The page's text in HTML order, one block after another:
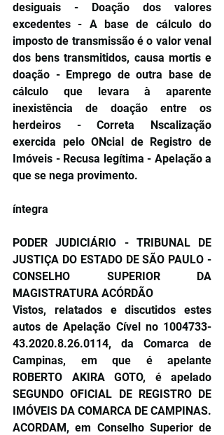
desiguais - Doação dos valores
excedentes - A base de cálculo do
imposto de transmissão é o valor venal
dos bens transmitidos, causa mortis e
doação - Emprego de outra base de
cálculo que levara à aparente
inexistência de doação entre os
herdeiros - Correta Nscalização
exercida pelo ONcial de Registro de
Imóveis - Recusa legítima - Apelação a
que se nega provimento.
íntegra
PODER JUDICIÁRIO - TRIBUNAL DE
JUSTIÇA DO ESTADO DE SÃO PAULO -
CONSELHO SUPERIOR DA
MAGISTRATURA ACÓRDÃO
Vistos, relatados e discutidos estes
autos de Apelação Cível no 1004733-
43.2020.8.26.0114, da Comarca de
Campinas, em que é apelante
ROBERTO AKIRA GOTO, é apelado
SEGUNDO OFICIAL DE REGISTRO DE
IMÓVEIS DA COMARCA DE CAMPINAS.
ACORDAM, em Conselho Superior de